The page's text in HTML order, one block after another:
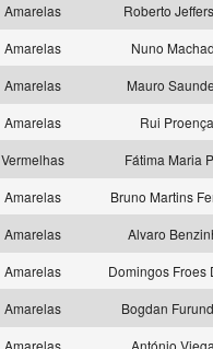
Amarelas
Roberto
Amarelas
Nuno
Amarelas
Mauro
Amarelas
Rui Proença
Vermelhas
Fátima Maria
Amarelas
Bruno Martins
Amarelas
Alvaro
Amarelas
Domingos Froes
Amarelas
Bogdan
Amarelas
António